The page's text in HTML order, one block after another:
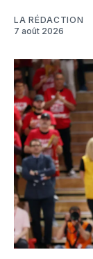
LA RÉDACTION
7 août 2026